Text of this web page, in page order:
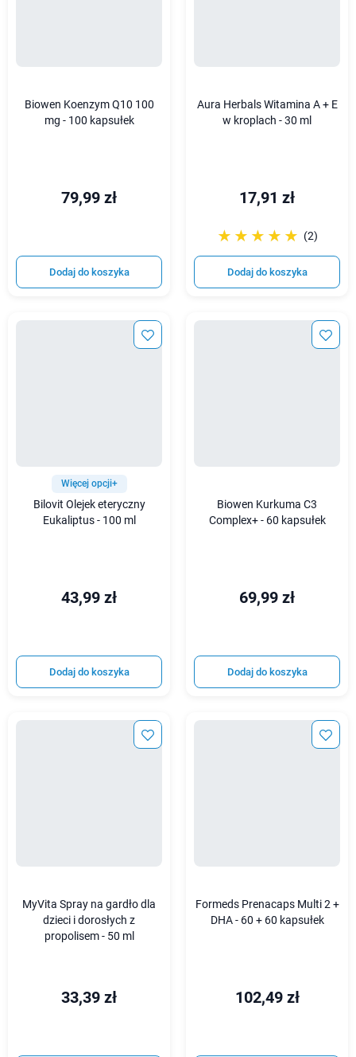
Biowen Koenzym Q10 100
mg - 100 kapsułek
79,99 zł
Dodaj do koszyka
Aura Herbals Witamina A + E
w kroplach - 30 ml
17,91 zł
☆☆☆☆☆
★★★★★ (2)
Dodaj do koszyka
Więcej opcji+
Bilovit Olejek eteryczny
Eukaliptus - 100 ml
43,99 zł
Dodaj do koszyka
Biowen Kurkuma C3
Complex+ - 60 kapsułek
69,99 zł
Dodaj do koszyka
MyVita Spray na gardło dla
dzieci i dorosłych z
propolisem - 50 ml
33,39 zł
Formeds Prenacaps Multi 2 +
DHA - 60 + 60 kapsułek
102,49 zł